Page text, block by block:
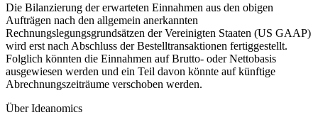
Die Bilanzierung der erwarteten Einnahmen aus den obigen
Aufträgen nach den allgemein anerkannten
Rechnungslegungsgrundsätzen der Vereinigten Staaten (US GAAP)
wird erst nach Abschluss der Bestelltransaktionen fertiggestellt.
Folglich könnten die Einnahmen auf Brutto- oder Nettobasis
ausgewiesen werden und ein Teil davon könnte auf künftige
Abrechnungszeiträume verschoben werden.
Über Ideanomics